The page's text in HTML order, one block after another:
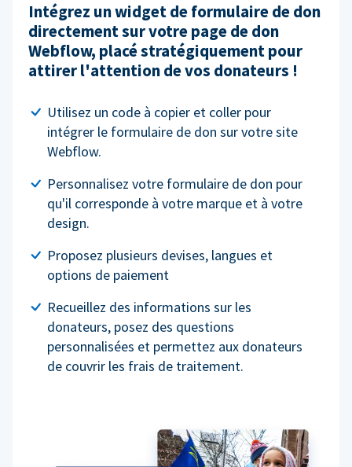
Intégrez un widget de formulaire de don
directement sur votre page de don
Webflow, placé stratégiquement pour
attirer l'attention de vos donateurs !
Utilisez un code à copier et coller pour
intégrer le formulaire de don sur votre site
Webflow.
Personnalisez votre formulaire de don pour
qu'il corresponde à votre marque et à votre
design.
Proposez plusieurs devises, langues et
options de paiement
Recueillez des informations sur les
donateurs, posez des questions
personnalisées et permettez aux donateurs
de couvrir les frais de traitement.